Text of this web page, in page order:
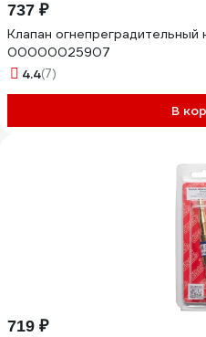
737 ₽
Клапан
00000025907
4.4(7)
В
719 ₽